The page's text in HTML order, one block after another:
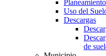
Uso del
Descargas
de